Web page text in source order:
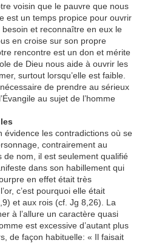
voisin que le pauvre que nous
est un temps propice pour ouvrir
et reconnaître en eux le
en croise sur son propre
rencontre est un don et mérite
de Dieu nous aide à ouvrir les
surtout lorsqu’elle est faible.
de prendre au sérieux
au sujet de l’homme
évidence les contradictions où se
contrairement au
nom, il est seulement qualifié
dans son habillement qui
en effet était très
c’est pourquoi elle était
et aux rois (cf. Jg 8,26). La
à l’allure un caractère quasi
est excessive d’autant plus
de façon habituelle: « Il faisait